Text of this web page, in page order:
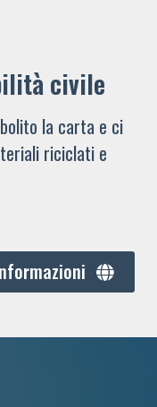
civile
la carta e ci
riciclati e